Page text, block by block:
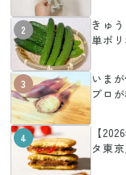
2
きゅ
単ポ
3
いま
プロ
4
【
タ東